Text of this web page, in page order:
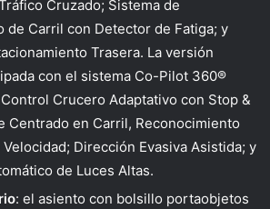
Cruzado; Sistema de
de Carril con Detector de Fatiga; y
Trasera. La versión
con el sistema Co-Pilot 360®
Crucero Adaptativo con Stop &
Centrado en Carril, Reconocimiento
Dirección Evasiva Asistida; y
de Luces Altas.
: el asiento con bolsillo portaobjetos